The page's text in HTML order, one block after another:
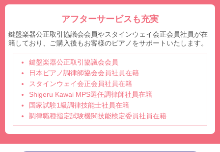
アフターサービスも充実
鍵盤楽器公正取引協議会会員やスタインウェイ会正会員社員が在
籍しており、ご購入後もお客様のピアノをサポートいたします。
鍵盤楽器公正取引協議会会員
日本ピアノ調律師協会会員社員在籍
スタインウェイ会正会員社員在籍
Shigeru Kawai MPS選任調律師社員在籍
国家試験1級調律技能士社員在籍
調律職種指定試験機関技能検定委員社員在籍